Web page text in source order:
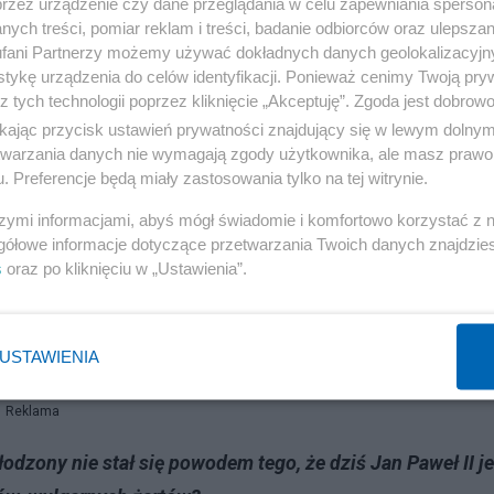
To stało się w dużej mierze dzięki Janowi
to dobrze rozegrać. Jego słowa „Niech zstąpi Duch
jako młodzi bardzo ludzie czuliśmy, że coś się
Św. Jan Paweł II przypominał naukę dekalogu. I w
Tu wizerunek był daleki od tego słodkiego w
bez wartości to ukryty bądź jawny totalitaryzm. Dziś
mówiącego o kremówkach?
współczucie.
Reklama
nie stał się powodem tego, że dziś Jan Paweł II
treści, pomiar reklam i treści, badanie odbiorców oraz
Partnerzy możemy używać dokładnych danych
urządzenia do celów identyfikacji. Ponieważ cenimy Twoją
tych technologii poprzez kliknięcie „Akceptuję”. Zgoda jest
przycisk ustawień prywatności znajdujący się w lewym
danych nie wymagają zgody użytkownika, ale masz
Preferencje będą miały zastosowania tylko na tej witrynie.
informacjami, abyś mógł świadomie i komfortowo korzystać z
informacje dotyczące przetwarzania Twoich danych
oraz po kliknięciu w „Ustawienia”.
USTAWIENIA